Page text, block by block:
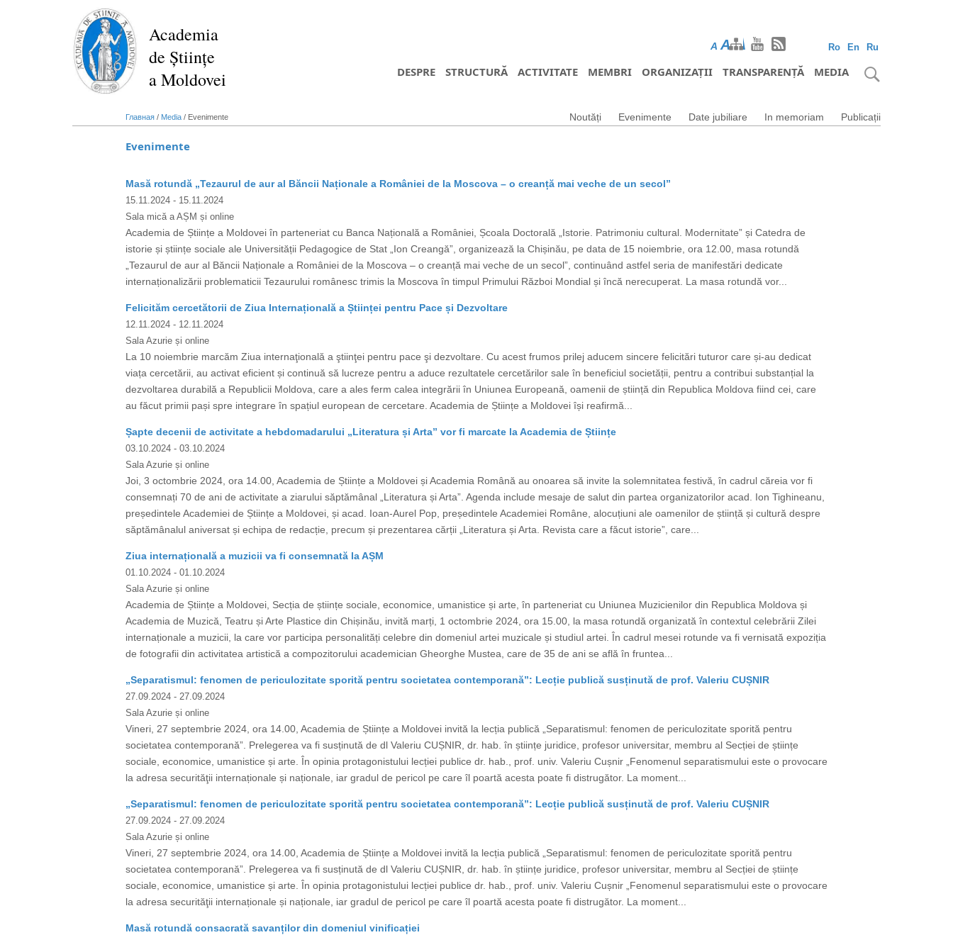
Academia
de Științe
a Moldovei
Ro En Ru
A AA
DESPRE STRUCTURĂ ACTIVITATE MEMBRI ORGANIZAȚII TRANSPARENȚĂ MEDIA
Главная / Media / Evenimente Noutăți Evenimente Date jubiliare In memoriam Publicații
Evenimente
Masă rotundă „Tezaurul de aur al Băncii Naționale a României de la Moscova – o creanță mai veche de un secol”
15.11.2024 - 15.11.2024
Sala mică a AȘM și online
Academia de Științe a Moldovei în parteneriat cu Banca Națională a României, Școala Doctorală „Istorie. Patrimoniu cultural. Modernitate” și Catedra de
istorie și științe sociale ale Universității Pedagogice de Stat „Ion Creangă”, organizează la Chișinău, pe data de 15 noiembrie, ora 12.00, masa rotundă
„Tezaurul de aur al Băncii Naționale a României de la Moscova – o creanță mai veche de un secol”, continuând astfel seria de manifestări dedicate
internaționalizării problematicii Tezaurului românesc trimis la Moscova în timpul Primului Război Mondial și încă nerecuperat. La masa rotundă vor...
Felicităm cercetătorii de Ziua Internațională a Științei pentru Pace și Dezvoltare
12.11.2024 - 12.11.2024
Sala Azurie și online
La 10 noiembrie marcăm Ziua internaţională a ştiinţei pentru pace şi dezvoltare. Cu acest frumos prilej aducem sincere felicitări tuturor care și-au dedicat
viața cercetării, au activat eficient și continuă să lucreze pentru a aduce rezultatele cercetărilor sale în beneficiul societății, pentru a contribui substanțial la
dezvoltarea durabilă a Republicii Moldova, care a ales ferm calea integrării în Uniunea Europeană, oamenii de știință din Republica Moldova fiind cei, care
au făcut primii pași spre integrare în spațiul european de cercetare. Academia de Științe a Moldovei își reafirmă...
Șapte decenii de activitate a hebdomadarului „Literatura și Arta” vor fi marcate la Academia de Științe
03.10.2024 - 03.10.2024
Sala Azurie și online
Joi, 3 octombrie 2024, ora 14.00, Academia de Științe a Moldovei și Academia Română au onoarea să invite la solemnitatea festivă, în cadrul căreia vor fi
consemnați 70 de ani de activitate a ziarului săptămânal „Literatura și Arta”. Agenda include mesaje de salut din partea organizatorilor acad. Ion Tighineanu,
președintele Academiei de Științe a Moldovei, și acad. Ioan-Aurel Pop, președintele Academiei Române, alocuțiuni ale oamenilor de știință și cultură despre
săptămânalul aniversat și echipa de redacție, precum și prezentarea cărții „Literatura și Arta. Revista care a făcut istorie”, care...
Ziua internațională a muzicii va fi consemnată la AȘM
01.10.2024 - 01.10.2024
Sala Azurie și online
Academia de Științe a Moldovei, Secția de științe sociale, economice, umanistice și arte, în parteneriat cu Uniunea Muzicienilor din Republica Moldova și
Academia de Muzică, Teatru și Arte Plastice din Chișinău, invită marți, 1 octombrie 2024, ora 15.00, la masa rotundă organizată în contextul celebrării Zilei
internaționale a muzicii, la care vor participa personalități celebre din domeniul artei muzicale și studiul artei. În cadrul mesei rotunde va fi vernisată expoziția
de fotografii din activitatea artistică a compozitorului academician Gheorghe Mustea, care de 35 de ani se află în fruntea...
„Separatismul: fenomen de periculozitate sporită pentru societatea contemporană”: Lecție publică susținută de prof. Valeriu CUȘNIR
27.09.2024 - 27.09.2024
Sala Azurie și online
Vineri, 27 septembrie 2024, ora 14.00, Academia de Științe a Moldovei invită la lecția publică „Separatismul: fenomen de periculozitate sporită pentru
societatea contemporană”. Prelegerea va fi susținută de dl Valeriu CUȘNIR, dr. hab. în științe juridice, profesor universitar, membru al Secției de științe
sociale, economice, umanistice și arte. În opinia protagonistului lecției publice dr. hab., prof. univ. Valeriu Cușnir „Fenomenul separatismului este o provocare
la adresa securităţii internaționale și naționale, iar gradul de pericol pe care îl poartă acesta poate fi distrugător. La moment...
„Separatismul: fenomen de periculozitate sporită pentru societatea contemporană”: Lecție publică susținută de prof. Valeriu CUȘNIR
27.09.2024 - 27.09.2024
Sala Azurie și online
Vineri, 27 septembrie 2024, ora 14.00, Academia de Științe a Moldovei invită la lecția publică „Separatismul: fenomen de periculozitate sporită pentru
societatea contemporană”. Prelegerea va fi susținută de dl Valeriu CUȘNIR, dr. hab. în științe juridice, profesor universitar, membru al Secției de științe
sociale, economice, umanistice și arte. În opinia protagonistului lecției publice dr. hab., prof. univ. Valeriu Cușnir „Fenomenul separatismului este o provocare
la adresa securităţii internaționale și naționale, iar gradul de pericol pe care îl poartă acesta poate fi distrugător. La moment...
Masă rotundă consacrată savanților din domeniul vinificației